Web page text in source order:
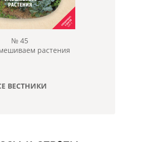
№ 45
растения
ВЕСТНИКИ